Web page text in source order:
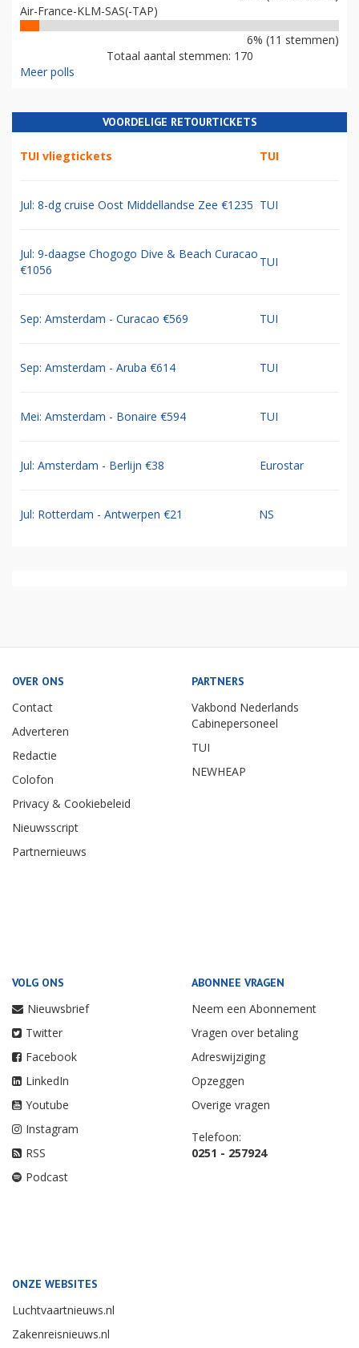
Air-France-KLM-SAS(-TAP)
6% (11 stemmen)
Totaal aantal stemmen: 170
Meer polls
VOORDELIGE RETOURTICKETS
TUI vliegtickets TUI
Jul: 8-dg cruise Oost Middellandse Zee €1235 TUI
Jul: 9-daagse Chogogo Dive & Beach Curacao
€1056
TUI
Sep: Amsterdam - Curacao €569 TUI
Sep: Amsterdam - Aruba €614 TUI
Mei: Amsterdam - Bonaire €594 TUI
Jul: Amsterdam - Berlijn €38 Eurostar
Jul: Rotterdam - Antwerpen €21 NS
OVER ONS
Contact
Adverteren
Redactie
Colofon
Privacy & Cookiebeleid
Nieuwsscript
Partnernieuws
PARTNERS
Vakbond Nederlands
Cabinepersoneel
TUI
NEWHEAP
VOLG ONS
Nieuwsbrief
Twitter
Facebook
LinkedIn
Youtube
Instagram
RSS
Podcast
ABONNEE VRAGEN
Neem een Abonnement
Vragen over betaling
Adreswijziging
Opzeggen
Overige vragen
Telefoon:
0251 - 257924
ONZE WEBSITES
Luchtvaartnieuws.nl
Zakenreisnieuws.nl